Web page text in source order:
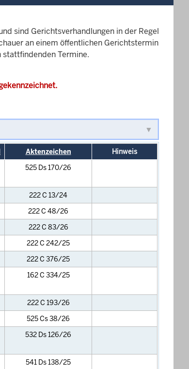
sind Gerichtsverhandlungen in der Regel
an einem öffentlichen Gerichtstermin
Termine.
Aktenzeichen
Hinweis
525 Ds 170/26
222 C 13/24
222 C 48/26
222 C 83/26
222 C 242/25
222 C 376/25
162 C 334/25
222 C 193/26
525 Cs 38/26
532 Ds 126/26
541 Ds 138/25